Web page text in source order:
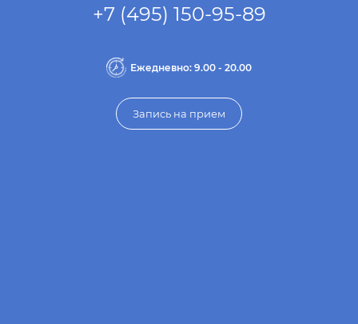
+7 (495) 150-95-89
Ежедневно: 9.00 - 20.00
Запись на прием